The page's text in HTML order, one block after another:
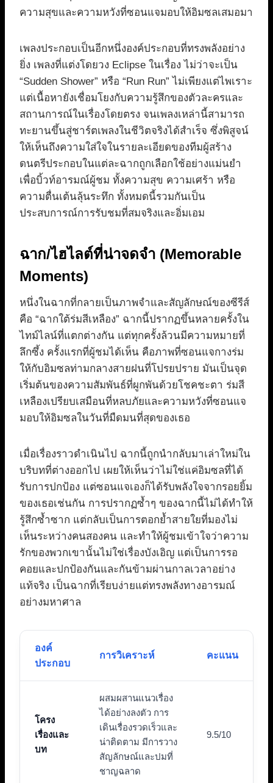
ความสุขและความหวังที่ซอนแจมอบให้อิมซลเสมอมา
เพลงประกอบเป็นอีกหนึ่งองค์ประกอบที่ทรงพลังอย่าง
ยิ่ง เพลงที่แต่งโดยวง Eclipse ในเรื่อง ไม่ว่าจะเป็น
“Sudden Shower” หรือ “Run Run” ไม่เพียงแต่ไพเราะ
แต่เนื้อหายังเชื่อมโยงกับความรู้สึกของตัวละครและ
สถานการณ์ในเรื่องโดยตรง จนเพลงเหล่านี้สามารถ
ทะยานขึ้นสู่ชาร์ตเพลงในชีวิตจริงได้สำเร็จ ซึ่งพิสูจน์
ให้เห็นถึงความใส่ใจในรายละเอียดของทีมผู้สร้าง
ดนตรีประกอบในแต่ละฉากถูกเลือกใช้อย่างแม่นยำ
เพื่อบิ้วท์อารมณ์ผู้ชม ทั้งความสุข ความเศร้า หรือ
ความตื่นเต้นลุ้นระทึก ทั้งหมดนี้รวมกันเป็น
ประสบการณ์การรับชมที่สมจริงและอิ่มเอม
ฉาก/ไฮไลต์ที่น่าจดจำ (Memorable
Moments)
หนึ่งในฉากที่กลายเป็นภาพจำและสัญลักษณ์ของซีรีส์
คือ “ฉากใต้ร่มสีเหลือง” ฉากนี้ปรากฏขึ้นหลายครั้งใน
ไทม์ไลน์ที่แตกต่างกัน แต่ทุกครั้งล้วนมีความหมายที่
ลึกซึ้ง ครั้งแรกที่ผู้ชมได้เห็น คือภาพที่ซอนแจกางร่ม
ให้กับอิมซลท่ามกลางสายฝนที่โปรยปราย มันเป็นจุด
เริ่มต้นของความสัมพันธ์ที่ผูกพันด้วยโชคชะตา ร่มสี
เหลืองเปรียบเสมือนที่หลบภัยและความหวังที่ซอนแจ
มอบให้อิมซลในวันที่มืดมนที่สุดของเธอ
เมื่อเรื่องราวดำเนินไป ฉากนี้ถูกนำกลับมาเล่าใหม่ใน
บริบทที่ต่างออกไป เผยให้เห็นว่าไม่ใช่แค่อิมซลที่ได้
รับการปกป้อง แต่ซอนแจเองก็ได้รับพลังใจจากรอยยิ้ม
ของเธอเช่นกัน การปรากฏซ้ำๆ ของฉากนี้ไม่ได้ทำให้
รู้สึกซ้ำซาก แต่กลับเป็นการตอกย้ำสายใยที่มองไม่
เห็นระหว่างคนสองคน และทำให้ผู้ชมเข้าใจว่าความ
รักของพวกเขานั้นไม่ใช่เรื่องบังเอิญ แต่เป็นการรอ
คอยและปกป้องกันและกันข้ามผ่านกาลเวลาอย่าง
แท้จริง เป็นฉากที่เรียบง่ายแต่ทรงพลังทางอารมณ์
อย่างมหาศาล
องค์
ประกอบ
การวิเคราะห์ คะแนน
โครง
เรื่องและ
บท
ผสมผสานแนวเรื่อง
ได้อย่างลงตัว การ
เดินเรื่องรวดเร็วและ
น่าติดตาม มีการวาง
สัญลักษณ์และปมที่
ชาญฉลาด
9.5/10